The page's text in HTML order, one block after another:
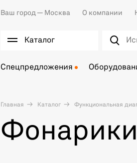
Ваш город — Москва О компании
Каталог
Спецпредложения
Главная Каталог Функциональная